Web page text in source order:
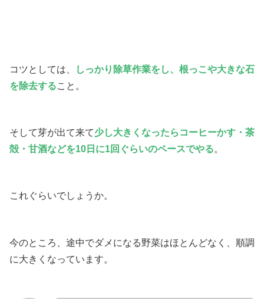
コツとしては、
しっかり除草作業をし、根っこや大きな石
を除去すること。
そして芽が出て来て少し大きくなったらコーヒーかす・茶
殻・甘酒などを10日に1回ぐらいのペースでやる。
これぐらいでしょうか。
今のところ、途中でダメになる野菜はほとんどなく、順調
に大きくなっています。